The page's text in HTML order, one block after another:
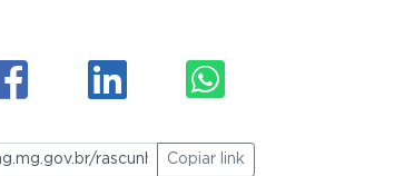
Copiar link